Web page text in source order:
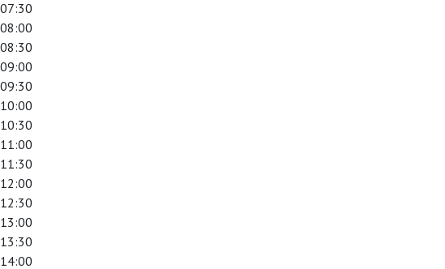
07:30
08:00
08:30
09:00
09:30
10:00
10:30
11:00
11:30
12:00
12:30
13:00
13:30
14:00